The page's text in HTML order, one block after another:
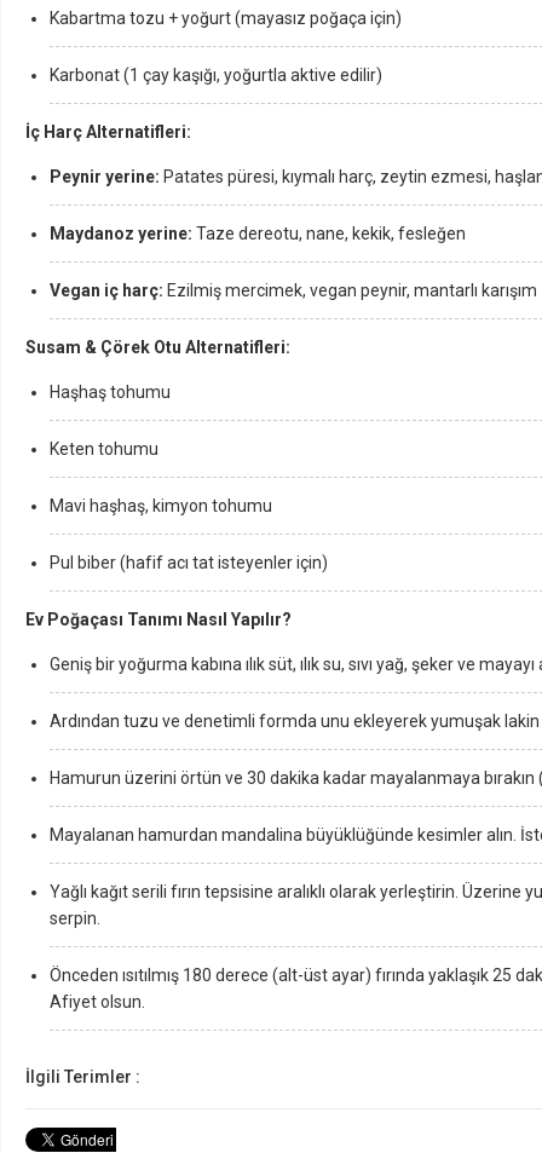
Kabartma tozu + yoğurt (mayasız poğaça için)
Karbonat (1 çay kaşığı, yoğurtla aktive edilir)
İç Harç Alternatifleri:
Peynir yerine: Patates püresi, kıymalı harç, zeytin ezmesi,
Maydanoz yerine: Taze dereotu, nane, kekik, fesleğen
Vegan iç harç: Ezilmiş mercimek, vegan peynir, mantarlı karışım
Susam & Çörek Otu Alternatifleri:
Haşhaş tohumu
Keten tohumu
Mavi haşhaş, kimyon tohumu
Pul biber (hafif acı tat isteyenler için)
Ev Poğaçası Tanımı Nasıl Yapılır?
Geniş bir yoğurma kabına ılık süt, ılık su, sıvı yağ, şeker ve
Ardından tuzu ve denetimli formda unu ekleyerek yumuşak
Hamurun üzerini örtün ve 30 dakika kadar mayalanmaya bırakın
Mayalanan hamurdan mandalina büyüklüğünde kesimler alın.
Yağlı kağıt serili fırın tepsisine aralıklı olarak yerleştirin. Üzerine
serpin.
Önceden ısıtılmış 180 derece (alt-üst ayar) fırında yaklaşık 25
Afiyet olsun.
İlgili Terimler :